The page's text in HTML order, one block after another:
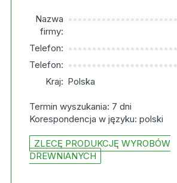
Nazwa
firmy:
***********************
Telefon: ***********************
Telefon: ***********************
Kraj: Polska
Termin wyszukania: 7 dni
Korespondencja w języku: polski
ZLECĘ PRODUKCJĘ WYROBÓW
DREWNIANYCH